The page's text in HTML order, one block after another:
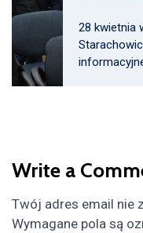
28 kwietnia
Write a
Twój adres email nie
Wymagane pola są